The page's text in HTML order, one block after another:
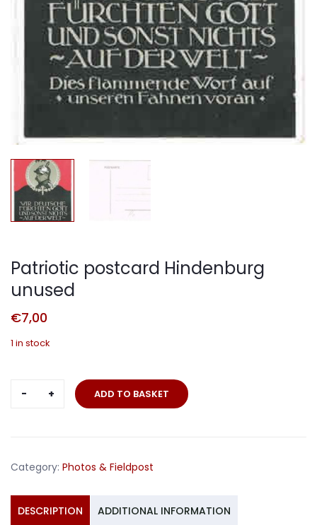
Patriotic postcard Hindenburg
unused
€7,00
1 in stock
Patriotic
postcard
ADD TO BASKET
Category: Photos & Fieldpost
DESCRIPTION ADDITIONAL INFORMATION